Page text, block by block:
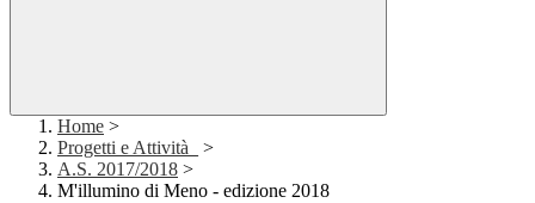
Home >
Progetti e Attività_
>
A.S. 2017/2018 >
M'illumino di Meno - edizione 2018